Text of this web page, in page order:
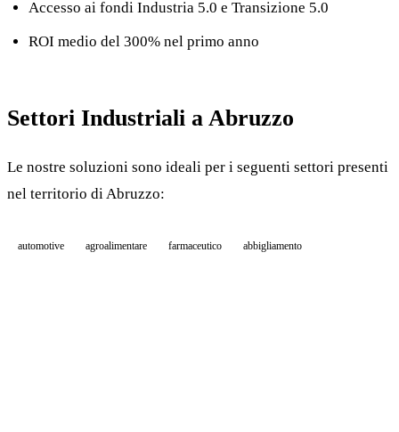
Accesso ai fondi Industria 5.0 e Transizione 5.0
ROI medio del 300% nel primo anno
Settori Industriali a Abruzzo
Le nostre soluzioni sono ideali per i seguenti settori presenti
nel territorio di Abruzzo:
automotive agroalimentare farmaceutico abbigliamento